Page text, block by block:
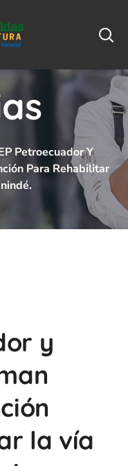
Petroecuador Y
Para Rehabilitar
y
la vía